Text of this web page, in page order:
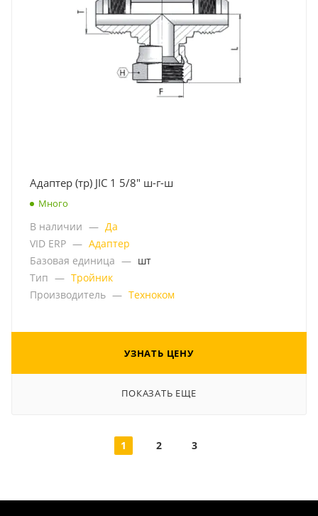
Адаптер (тр) JIC 1 5/8" ш-г-ш
Много
В наличии — Да
VID ERP — Адаптер
Базовая единица — шт
Тип — Тройник
Производитель — Техноком
УЗНАТЬ ЦЕНУ
ПОКАЗАТЬ ЕЩЕ
1 2 3